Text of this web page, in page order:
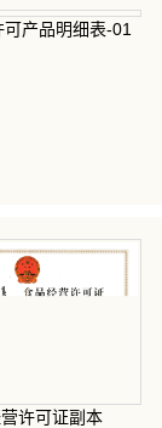
产品明细表-01
许可证副本